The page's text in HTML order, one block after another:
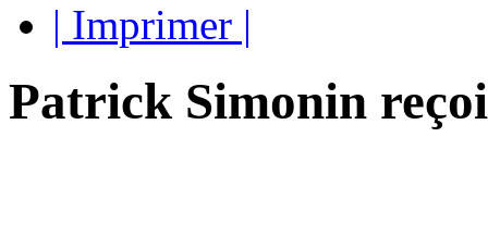
| Imprimer |
Patrick Simonin